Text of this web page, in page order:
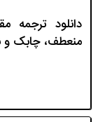
دانلود ترجمه
منعطف، چابک و